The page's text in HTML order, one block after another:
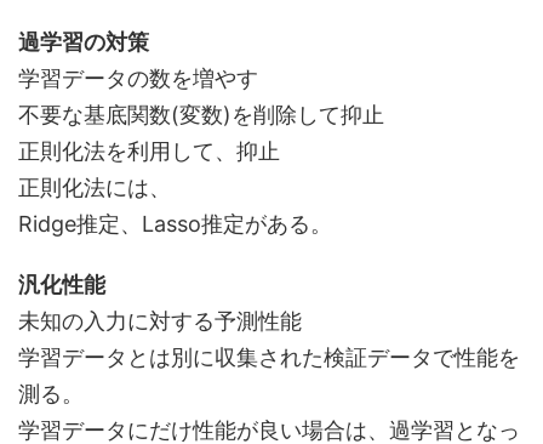
過学習の対策
学習データの数を増やす
不要な基底関数(変数)を削除して抑止
正則化法を利用して、抑止
正則化法には、
Ridge推定、Lasso推定がある。
汎化性能
未知の入力に対する予測性能
学習データとは別に収集された検証データで性能を
測る。
学習データにだけ性能が良い場合は、過学習となっ